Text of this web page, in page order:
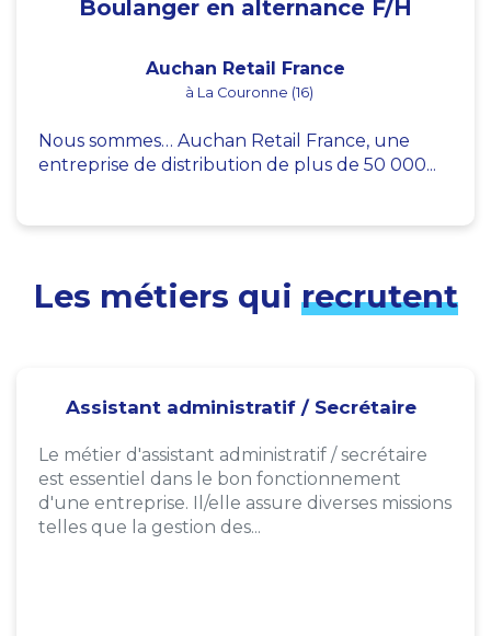
Boulanger en alternance F/H
Auchan Retail France
à La Couronne (16)
Nous sommes… Auchan Retail France, une
entreprise de distribution de plus de 50 000...
Les métiers qui recrutent
Assistant administratif / Secrétaire
Le métier d'assistant administratif / secrétaire
est essentiel dans le bon fonctionnement
d'une entreprise. Il/elle assure diverses missions
telles que la gestion des...